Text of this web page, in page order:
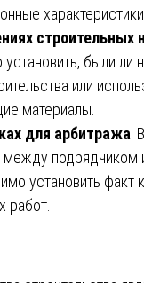
строительных
установить, были ли
или
материалы.
для арбитража:
между подрядчиком
установить факт
работ.